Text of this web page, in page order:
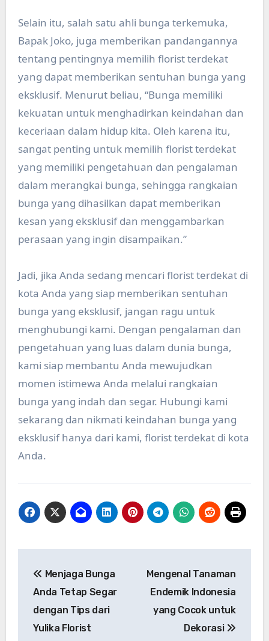
Selain itu, salah satu ahli bunga terkemuka,
Bapak Joko, juga memberikan pandangannya
tentang pentingnya memilih florist terdekat
yang dapat memberikan sentuhan bunga yang
eksklusif. Menurut beliau, “Bunga memiliki
kekuatan untuk menghadirkan keindahan dan
keceriaan dalam hidup kita. Oleh karena itu,
sangat penting untuk memilih florist terdekat
yang memiliki pengetahuan dan pengalaman
dalam merangkai bunga, sehingga rangkaian
bunga yang dihasilkan dapat memberikan
kesan yang eksklusif dan menggambarkan
perasaan yang ingin disampaikan.”
Jadi, jika Anda sedang mencari florist terdekat di
kota Anda yang siap memberikan sentuhan
bunga yang eksklusif, jangan ragu untuk
menghubungi kami. Dengan pengalaman dan
pengetahuan yang luas dalam dunia bunga,
kami siap membantu Anda mewujudkan
momen istimewa Anda melalui rangkaian
bunga yang indah dan segar. Hubungi kami
sekarang dan nikmati keindahan bunga yang
eksklusif hanya dari kami, florist terdekat di kota
Anda.
navigation
Menjaga Bunga
Anda Tetap Segar
dengan Tips dari
Yulika Florist
Mengenal Tanaman
Endemik Indonesia
yang Cocok untuk
Dekorasi